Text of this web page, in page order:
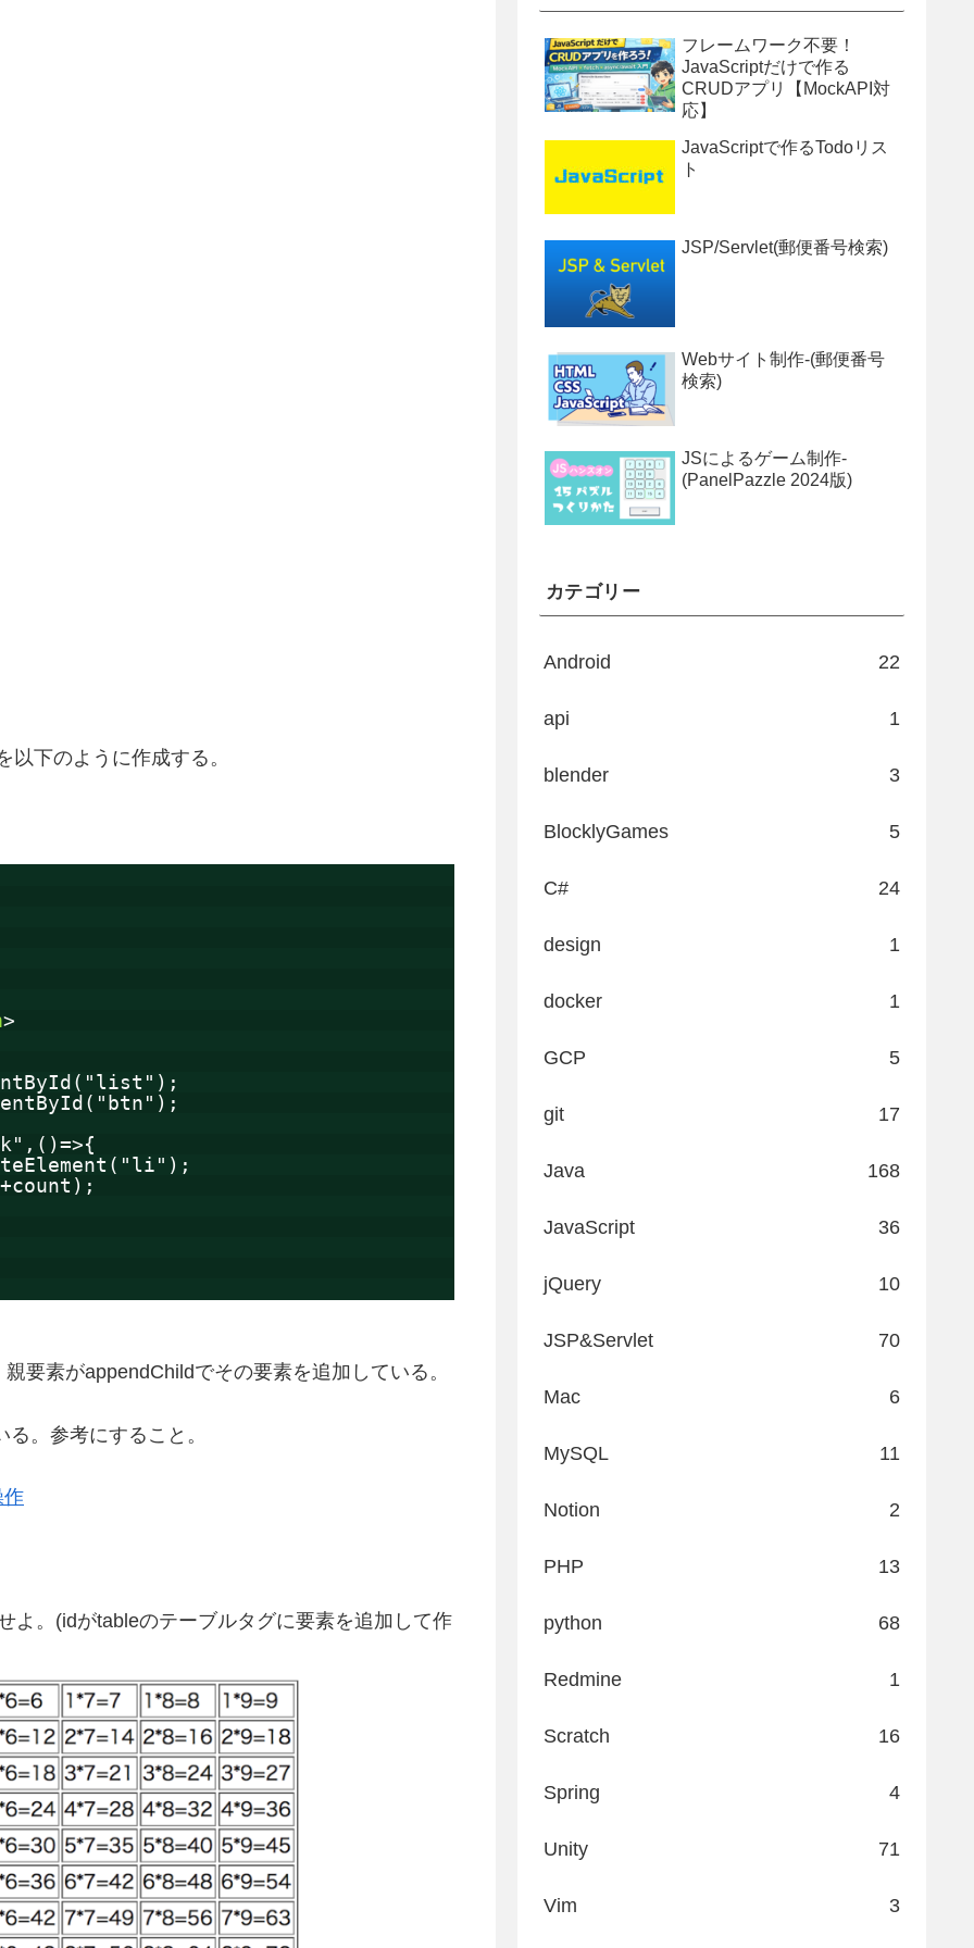
下のように作成する。
>
要素がappendChildでその要素を追加している。
。参考にすること。
作
よ。(idがtableのテーブルタグに要素を追加して作
フレームワーク不要！
JavaScriptだけで作る
CRUDアプリ【MockAPI対
応】
JavaScriptで作るTodoリス
ト
JSP/Servlet(郵便番号検索)
Webサイト制作-(郵便番号
検索)
JSによるゲーム制作-
(PanelPazzle 2024版)
カテゴリー
Android 22
api 1
blender 3
BlocklyGames 5
C# 24
design 1
docker 1
GCP 5
git 17
Java 168
JavaScript 36
jQuery 10
JSP&Servlet 70
Mac 6
MySQL 11
Notion 2
PHP 13
python 68
Redmine 1
Scratch 16
Spring 4
Unity 71
Vim 3